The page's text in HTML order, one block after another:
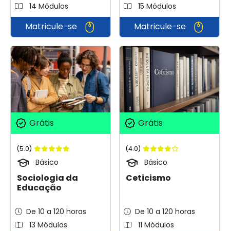
14 Módulos
Matricule-se
15 Módulos
Matricule-se
Grátis
(5.0)
Básico
Sociologia da
Educação
De 10 a 120 horas
13 Módulos
Grátis
(4.0)
Básico
Ceticismo
De 10 a 120 horas
11 Módulos